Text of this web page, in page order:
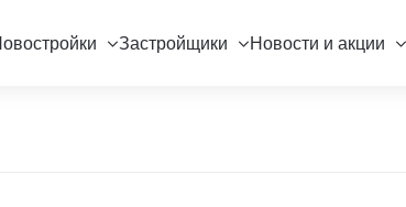
Застройщики Новости и акции